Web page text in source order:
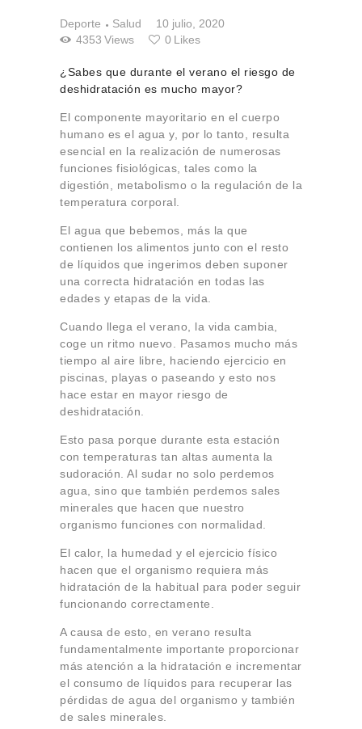
Deporte Salud
10 julio, 2020
4353 Views 0 Likes
¿Sabes que durante el verano el riesgo de
deshidratación es mucho mayor?
El componente mayoritario en el cuerpo
humano es el agua y, por lo tanto, resulta
esencial en la realización de numerosas
funciones fisiológicas, tales como la
digestión, metabolismo o la regulación de la
temperatura corporal.
El agua que bebemos, más la que
contienen los alimentos junto con el resto
de líquidos que ingerimos deben suponer
una correcta hidratación en todas las
edades y etapas de la vida.
Cuando llega el verano, la vida cambia,
coge un ritmo nuevo. Pasamos mucho más
tiempo al aire libre, haciendo ejercicio en
piscinas, playas o paseando y esto nos
hace estar en mayor riesgo de
deshidratación.
Esto pasa porque durante esta estación
con temperaturas tan altas aumenta la
sudoración. Al sudar no solo perdemos
agua, sino que también perdemos sales
minerales que hacen que nuestro
organismo funciones con normalidad.
El calor, la humedad y el ejercicio físico
hacen que el organismo requiera más
hidratación de la habitual para poder seguir
funcionando correctamente.
A causa de esto, en verano resulta
fundamentalmente importante proporcionar
más atención a la hidratación e incrementar
el consumo de líquidos para recuperar las
pérdidas de agua del organismo y también
de sales minerales.